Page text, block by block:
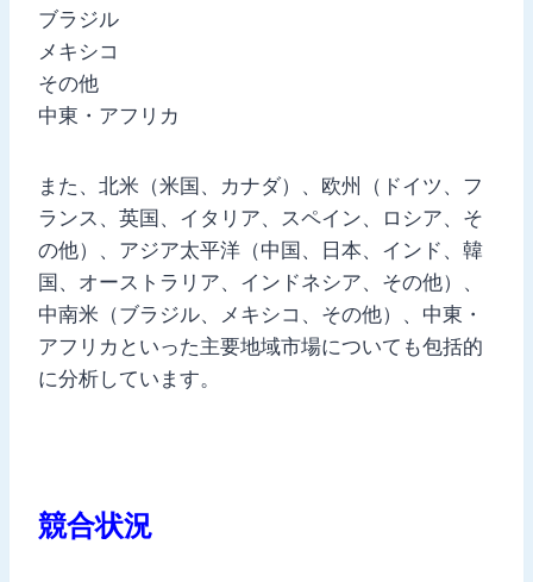
ブラジル
メキシコ
その他
中東・アフリカ
また、北米（米国、カナダ）、欧州（ドイツ、フ
ランス、英国、イタリア、スペイン、ロシア、そ
の他）、アジア太平洋（中国、日本、インド、韓
国、オーストラリア、インドネシア、その他）、
中南米（ブラジル、メキシコ、その他）、中東・
アフリカといった主要地域市場についても包括的
に分析しています。
競合状況